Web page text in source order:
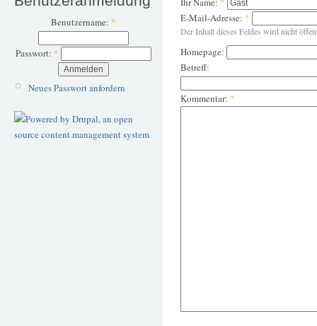
Benutzername: *
Passwort: *
Neues Passwort anfordern
E-Mail-Adresse: *
Der Inhalt dieses Feldes wird nicht
Homepage:
Betreff:
Kommentar: *